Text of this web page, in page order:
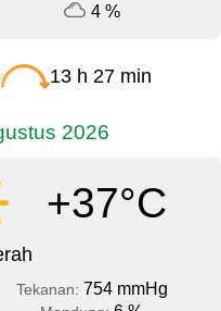
4 %
13 h 27 min
2026
+37°C
Tekanan: 754 mmHg